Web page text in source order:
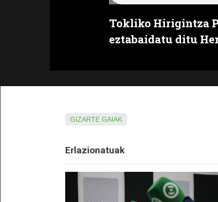
Tokliko Hirigintza
eztabaidatu ditu
GIZARTE GAIAK
Erlazionatuak